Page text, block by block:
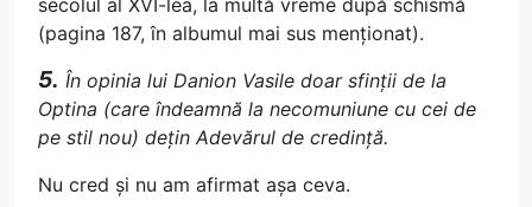
secolul al XVI-lea, la multă vreme după schismă
(pagina 187, în albumul mai sus menționat).
5. În opinia lui Danion Vasile doar sfinții de la
Optina (care îndeamnă la necomuniune cu cei de
pe stil nou) dețin Adevărul de credință.
Nu cred și nu am afirmat așa ceva.